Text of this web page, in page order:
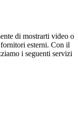
di mostrarti video o
esterni. Con il
i seguenti servizi